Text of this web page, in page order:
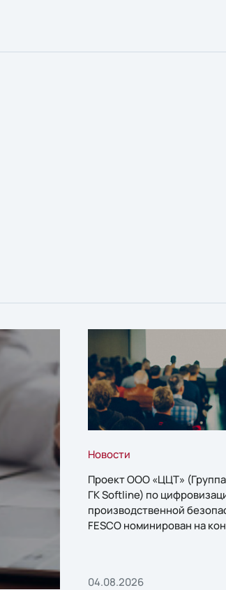
Новости
Проект ООО «ЦЦТ»
ГК Softline) по
производственной
FESCO номинирован на
04.08.2026